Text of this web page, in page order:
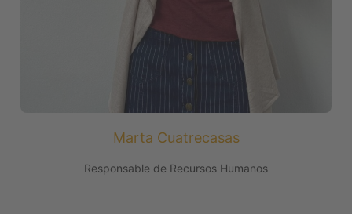
Marta Cuatrecasas
Responsable de Recursos Humanos